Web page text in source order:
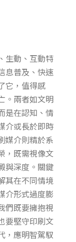
生動、互動特
息普及、快速
它，值得感
。兩者如文明
是在認知、情
介或長於即時
媒介則精於系
，既需視像文
與深度。關鍵
其在不同情境
介形式過度膨
們既要擁抱視
要堅守印刷文
，應明智駕馭